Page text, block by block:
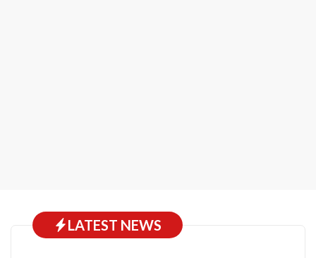
LATEST NEWS